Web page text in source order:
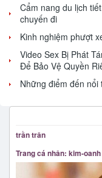
Cẩm nang du lịch
chuyến đi
Kinh nghiệm phượt
Video Sex Bị Phát
Để Bảo Vệ Quyền
Những điểm đến
trần trân
Trang cá nhân: kim-oanh